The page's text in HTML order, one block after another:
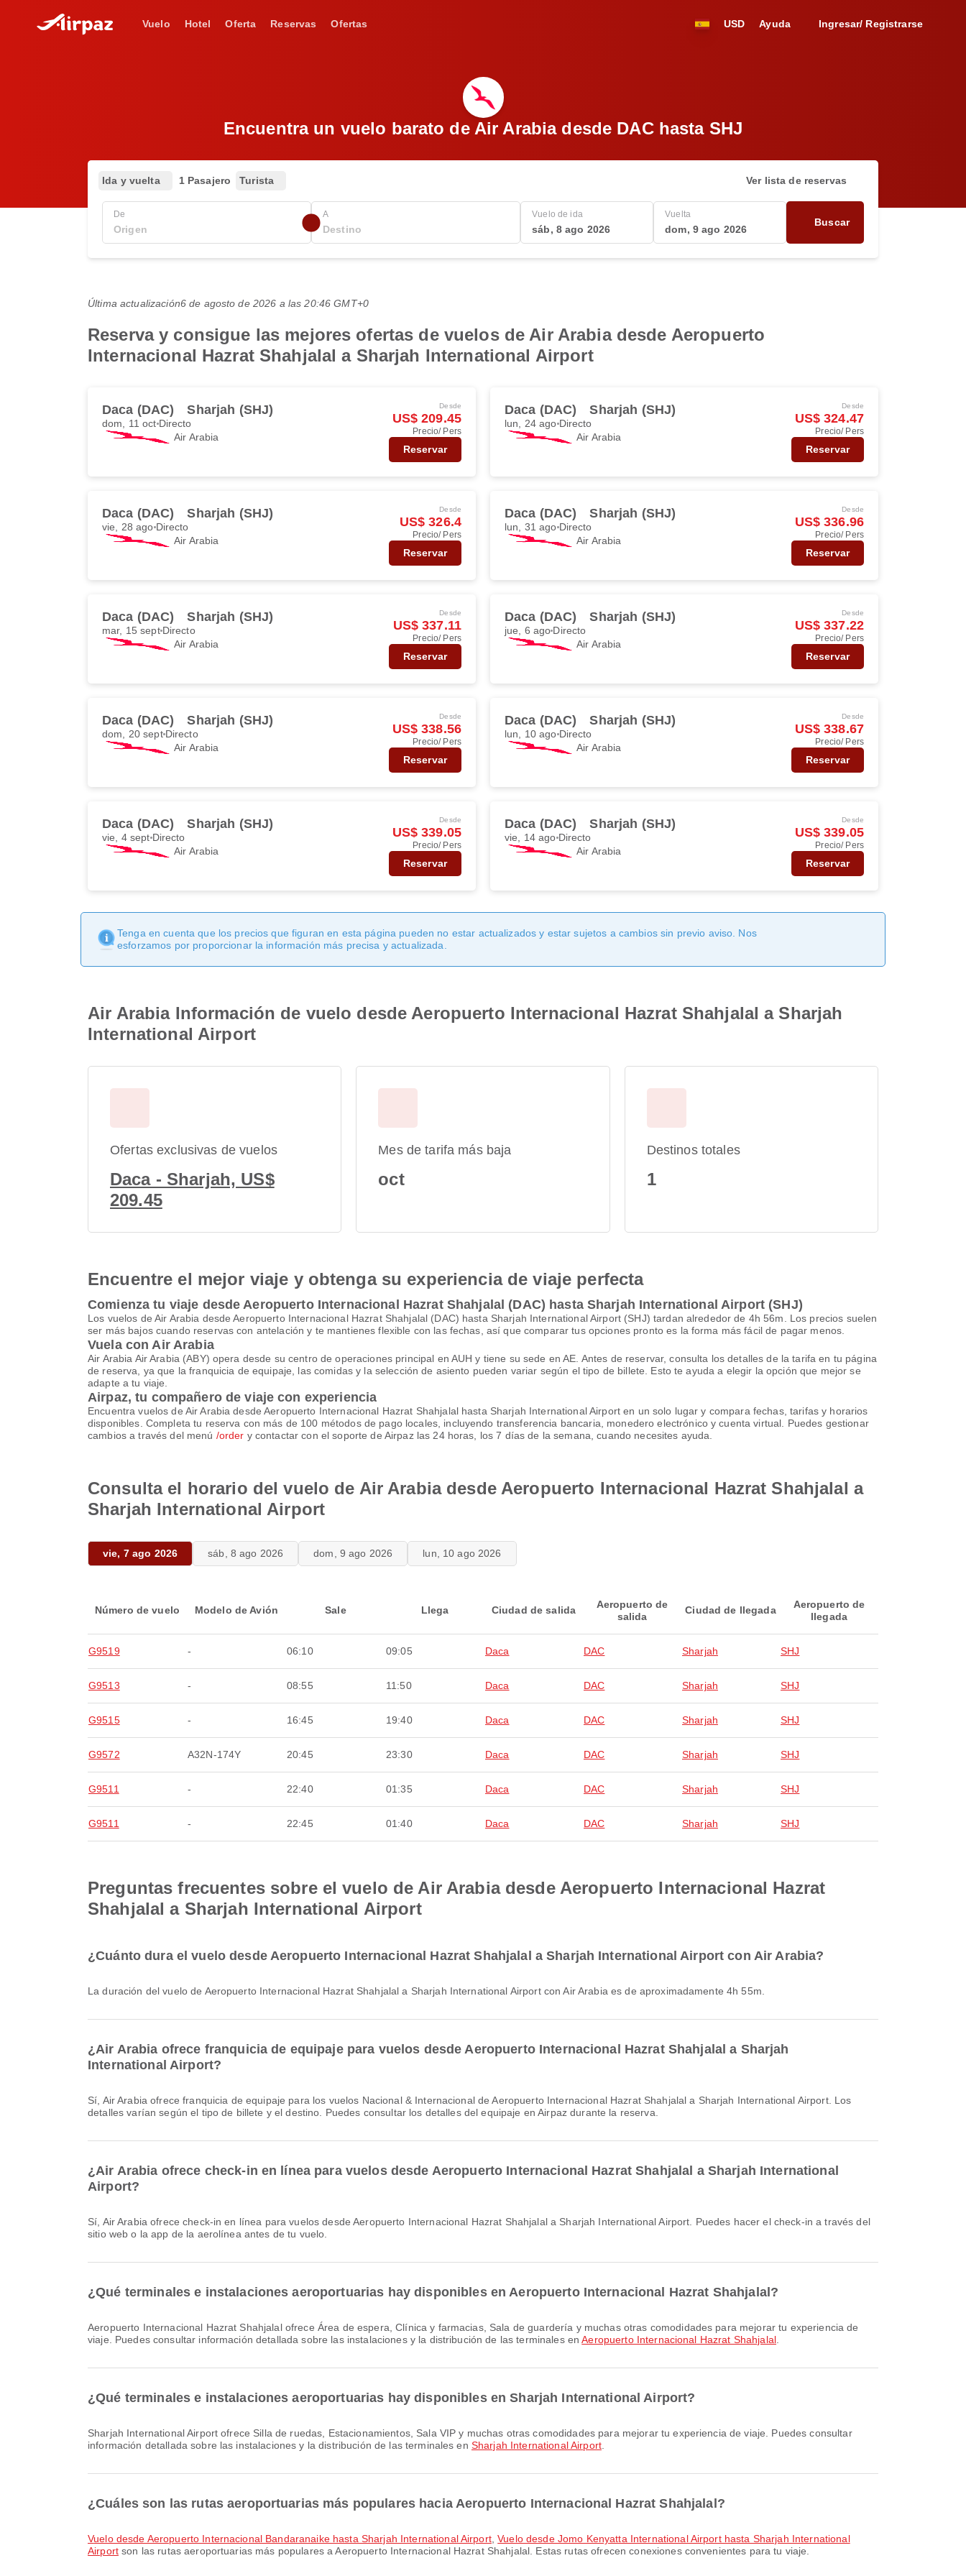
Vuelo Hotel Oferta Reservas Ofertas USD Ayuda Ingresar/ Registrarse
Encuentra un vuelo barato de Air Arabia desde DAC hasta SHJ
Ida y vuelta 1 Pasajero Turista Ver lista de reservas
De A Vuelo de ida
sáb, 8 ago 2026
Vuelta
dom, 9 ago 2026
Buscar
Última actualización6 de agosto de 2026 a las 20:46 GMT+0
Reserva y consigue las mejores ofertas de vuelos de Air Arabia desde Aeropuerto
Internacional Hazrat Shahjalal a Sharjah International Airport
Daca (DAC) Sharjah (SHJ)
dom, 11 oct Directo
Air Arabia
Desde
US$ 209.45
Precio/ Pers
Reservar
Daca (DAC) Sharjah (SHJ)
lun, 24 ago Directo
Air Arabia
Desde
US$ 324.47
Precio/ Pers
Reservar
Daca (DAC) Sharjah (SHJ)
vie, 28 ago Directo
Air Arabia
Desde
US$ 326.4
Precio/ Pers
Reservar
Daca (DAC) Sharjah (SHJ)
lun, 31 ago Directo
Air Arabia
Desde
US$ 336.96
Precio/ Pers
Reservar
Daca (DAC) Sharjah (SHJ)
mar, 15 septDirecto
Air Arabia
Desde
US$ 337.11
Precio/ Pers
Reservar
Daca (DAC) Sharjah (SHJ)
jue, 6 ago Directo
Air Arabia
Desde
US$ 337.22
Precio/ Pers
Reservar
Daca (DAC) Sharjah (SHJ)
dom, 20 septDirecto
Air Arabia
Desde
US$ 338.56
Precio/ Pers
Reservar
Daca (DAC) Sharjah (SHJ)
lun, 10 ago Directo
Air Arabia
Desde
US$ 338.67
Precio/ Pers
Reservar
Daca (DAC) Sharjah (SHJ)
vie, 4 sept Directo
Air Arabia
Desde
US$ 339.05
Precio/ Pers
Reservar
Daca (DAC) Sharjah (SHJ)
vie, 14 ago Directo
Air Arabia
Desde
US$ 339.05
Precio/ Pers
Reservar
Tenga en cuenta que los precios que figuran en esta página pueden no estar actualizados y estar sujetos a cambios sin previo aviso. Nos
esforzamos por proporcionar la información más precisa y actualizada.
Air Arabia Información de vuelo desde Aeropuerto Internacional Hazrat Shahjalal a Sharjah
International Airport
Ofertas exclusivas de vuelos
Daca - Sharjah, US$
209.45
Mes de tarifa más baja
oct
Destinos totales
1
Encuentre el mejor viaje y obtenga su experiencia de viaje perfecta
Comienza tu viaje desde Aeropuerto Internacional Hazrat Shahjalal (DAC) hasta Sharjah International Airport (SHJ)
Los vuelos de Air Arabia desde Aeropuerto Internacional Hazrat Shahjalal (DAC) hasta Sharjah International Airport (SHJ) tardan alrededor de 4h 56m. Los precios suelen
ser más bajos cuando reservas con antelación y te mantienes flexible con las fechas, así que comparar tus opciones pronto es la forma más fácil de pagar menos.
Vuela con Air Arabia
Air Arabia Air Arabia (ABY) opera desde su centro de operaciones principal en AUH y tiene su sede en AE. Antes de reservar, consulta los detalles de la tarifa en tu página
de reserva, ya que la franquicia de equipaje, las comidas y la selección de asiento pueden variar según el tipo de billete. Esto te ayuda a elegir la opción que mejor se
adapte a tu viaje.
Airpaz, tu compañero de viaje con experiencia
Encuentra vuelos de Air Arabia desde Aeropuerto Internacional Hazrat Shahjalal hasta Sharjah International Airport en un solo lugar y compara fechas, tarifas y horarios
disponibles. Completa tu reserva con más de 100 métodos de pago locales, incluyendo transferencia bancaria, monedero electrónico y cuenta virtual. Puedes gestionar
cambios a través del menú /order y contactar con el soporte de Airpaz las 24 horas, los 7 días de la semana, cuando necesites ayuda.
Consulta el horario del vuelo de Air Arabia desde Aeropuerto Internacional Hazrat Shahjalal a
Sharjah International Airport
vie, 7 ago 2026 sáb, 8 ago 2026 dom, 9 ago 2026 lun, 10 ago 2026
Número de vuelo Modelo de Avión Sale Llega Ciudad de salida
Aeropuerto de
salida
Ciudad de llegada
Aeropuerto de
llegada
G9519 - 06:10 09:05 Daca DAC Sharjah SHJ
G9513 - 08:55 11:50 Daca DAC Sharjah SHJ
G9515 - 16:45 19:40 Daca DAC Sharjah SHJ
G9572 A32N-174Y 20:45 23:30 Daca DAC Sharjah SHJ
G9511 - 22:40 01:35 Daca DAC Sharjah SHJ
G9511 - 22:45 01:40 Daca DAC Sharjah SHJ
Preguntas frecuentes sobre el vuelo de Air Arabia desde Aeropuerto Internacional Hazrat
Shahjalal a Sharjah International Airport
¿Cuánto dura el vuelo desde Aeropuerto Internacional Hazrat Shahjalal a Sharjah International Airport con Air Arabia?
La duración del vuelo de Aeropuerto Internacional Hazrat Shahjalal a Sharjah International Airport con Air Arabia es de aproximadamente 4h 55m.
¿Air Arabia ofrece franquicia de equipaje para vuelos desde Aeropuerto Internacional Hazrat Shahjalal a Sharjah
International Airport?
Sí, Air Arabia ofrece franquicia de equipaje para los vuelos Nacional & Internacional de Aeropuerto Internacional Hazrat Shahjalal a Sharjah International Airport. Los
detalles varían según el tipo de billete y el destino. Puedes consultar los detalles del equipaje en Airpaz durante la reserva.
¿Air Arabia ofrece check-in en línea para vuelos desde Aeropuerto Internacional Hazrat Shahjalal a Sharjah International
Airport?
Sí, Air Arabia ofrece check-in en línea para vuelos desde Aeropuerto Internacional Hazrat Shahjalal a Sharjah International Airport. Puedes hacer el check-in a través del
sitio web o la app de la aerolínea antes de tu vuelo.
¿Qué terminales e instalaciones aeroportuarias hay disponibles en Aeropuerto Internacional Hazrat Shahjalal?
Aeropuerto Internacional Hazrat Shahjalal ofrece Área de espera, Clínica y farmacias, Sala de guardería y muchas otras comodidades para mejorar tu experiencia de
viaje. Puedes consultar información detallada sobre las instalaciones y la distribución de las terminales enAeropuerto Internacional Hazrat Shahjalal
¿Qué terminales e instalaciones aeroportuarias hay disponibles en Sharjah International Airport?
Sharjah International Airport ofrece Silla de ruedas, Estacionamientos, Sala VIP y muchas otras comodidades para mejorar tu experiencia de viaje. Puedes consultar
información detallada sobre las instalaciones y la distribución de las terminales en Sharjah International Airport.
¿Cuáles son las rutas aeroportuarias más populares hacia Aeropuerto Internacional Hazrat Shahjalal?
Vuelo desde Aeropuerto Internacional Bandaranaike hasta Sharjah International Airport,Vuelo desde Jomo Kenyatta International Airport hasta Sharjah International
Airportson las rutas aeroportuarias más populares a Aeropuerto Internacional Hazrat Shahjalal. Estas rutas ofrecen conexiones convenientes para tu viaje.